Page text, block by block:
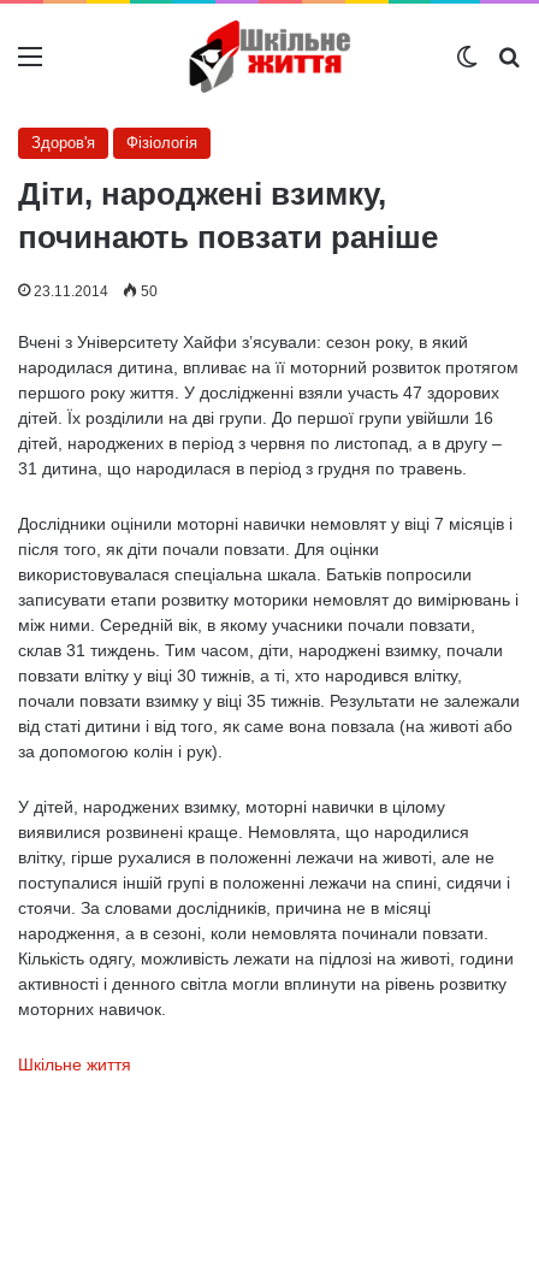
Меню
Здоров'я Фізіологія
Діти, народжені взимку,
починають повзати раніше
23.11.2014 50
Вчені з Університету Хайфи з’ясували: сезон року, в який
народилася дитина, впливає на її моторний розвиток протягом
першого року життя. У дослідженні взяли участь 47 здорових
дітей. Їх розділили на дві групи. До першої групи увійшли 16
дітей, народжених в період з червня по листопад, а в другу –
31 дитина, що народилася в період з грудня по травень.
Дослідники оцінили моторні навички немовлят у віці 7 місяців і
після того, як діти почали повзати. Для оцінки
використовувалася спеціальна шкала. Батьків попросили
записувати етапи розвитку моторики немовлят до вимірювань і
між ними. Середній вік, в якому учасники почали повзати,
склав 31 тиждень. Тим часом, діти, народжені взимку, почали
повзати влітку у віці 30 тижнів, а ті, хто народився влітку,
почали повзати взимку у віці 35 тижнів. Результати не залежали
від статі дитини і від того, як саме вона повзала (на животі або
за допомогою колін і рук).
У дітей, народжених взимку, моторні навички в цілому
виявилися розвинені краще. Немовлята, що народилися
влітку, гірше рухалися в положенні лежачи на животі, але не
поступалися іншій групі в положенні лежачи на спині, сидячи і
стоячи. За словами дослідників, причина не в місяці
народження, а в сезоні, коли немовлята починали повзати.
Кількість одягу, можливість лежати на підлозі на животі, години
активності і денного світла могли вплинути на рівень розвитку
моторних навичок.
Шкільне життя